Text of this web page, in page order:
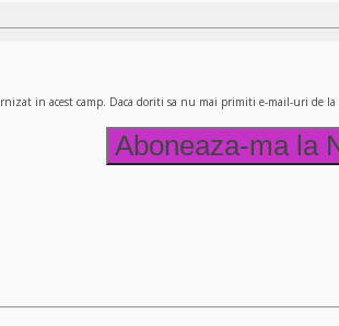
in acest camp. Daca doriti sa nu mai primiti e-mail-uri de